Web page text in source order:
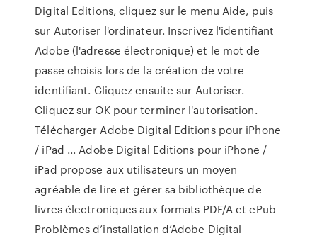
Digital Editions, cliquez sur le menu Aide, puis
sur Autoriser l'ordinateur. Inscrivez l'identifiant
Adobe (l'adresse électronique) et le mot de
passe choisis lors de la création de votre
identifiant. Cliquez ensuite sur Autoriser.
Cliquez sur OK pour terminer l'autorisation.
Télécharger Adobe Digital Editions pour iPhone
/ iPad ... Adobe Digital Editions pour iPhone /
iPad propose aux utilisateurs un moyen
agréable de lire et gérer sa bibliothèque de
livres électroniques aux formats PDF/A et ePub
Problèmes d’installation d’Adobe Digital